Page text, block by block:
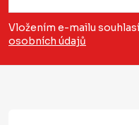
aVložením e-mailu
osobních údajů